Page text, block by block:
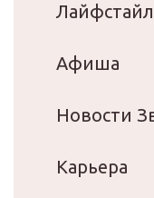
Лайфстайл
Афиша
Новости
Карьера